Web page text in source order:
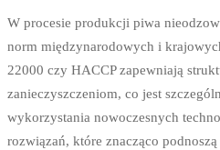
W procesie produkcji piwa
norm międzynarodowych i
22000 czy HACCP zapewniają
zanieczyszczeniom, co jest
wykorzystania nowoczesnych
rozwiązań, które znacząco